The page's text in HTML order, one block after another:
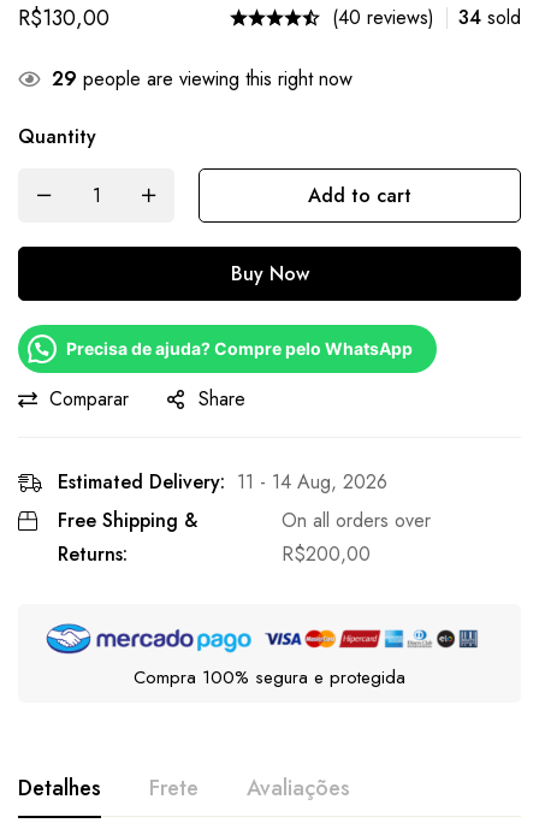
R$130,00 (40 reviews) 34 sold
29 people are viewing this right now
Quantity
Add to cart
Buy Now
Precisa de ajuda? Compre pelo WhatsApp
Comparar Share
Estimated Delivery: 11 - 14 Aug, 2026
Free Shipping &
Returns:
On all orders over
R$200,00
Compra 100% segura e protegida
Detalhes Frete Avaliações